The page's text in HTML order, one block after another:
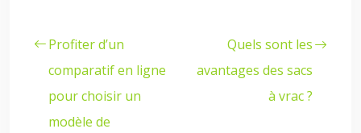
Profiter d’un
comparatif en ligne
pour choisir un
modèle de
Quels sont les
avantages des sacs
à vrac ?